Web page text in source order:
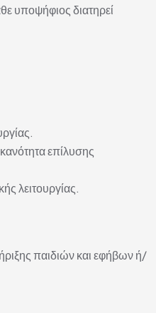
υποψήφιος διατηρεί
επίλυσης
λειτουργίας.
παιδιών και εφήβων ή/